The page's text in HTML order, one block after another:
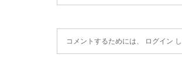
コメントするためには、 ログイン